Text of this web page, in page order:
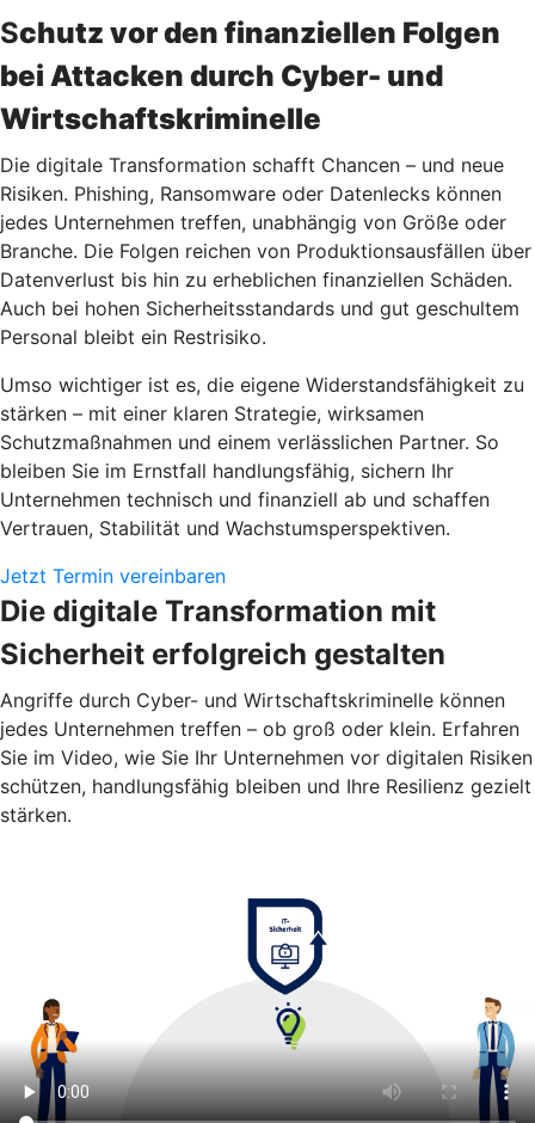
Schutz vor den finanziellen Folgen
bei Attacken durch Cyber- und
Wirtschaftskriminelle
Die digitale Transformation schafft Chancen – und neue
Risiken. Phishing, Ransomware oder Datenlecks können
jedes Unternehmen treffen, unabhängig von Größe oder
Branche. Die Folgen reichen von Produktionsausfällen über
Datenverlust bis hin zu erheblichen finanziellen Schäden.
Auch bei hohen Sicherheitsstandards und gut geschultem
Personal bleibt ein Restrisiko.
Umso wichtiger ist es, die eigene Widerstandsfähigkeit zu
stärken – mit einer klaren Strategie, wirksamen
Schutzmaßnahmen und einem verlässlichen Partner. So
bleiben Sie im Ernstfall handlungsfähig, sichern Ihr
Unternehmen technisch und finanziell ab und schaffen
Vertrauen, Stabilität und Wachstumsperspektiven.
Jetzt Termin vereinbaren
Die digitale Transformation mit
Sicherheit erfolgreich gestalten
Angriffe durch Cyber- und Wirtschaftskriminelle können
jedes Unternehmen treffen – ob groß oder klein. Erfahren
Sie im Video, wie Sie Ihr Unternehmen vor digitalen Risiken
schützen, handlungsfähig bleiben und Ihre Resilienz gezielt
stärken.